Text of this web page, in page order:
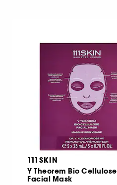
111SKIN
Y Theorem Bio Cellulose
Facial Mask